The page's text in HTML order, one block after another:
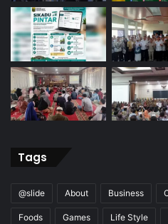
Tags
@slide About Business
Foods Games Life Style